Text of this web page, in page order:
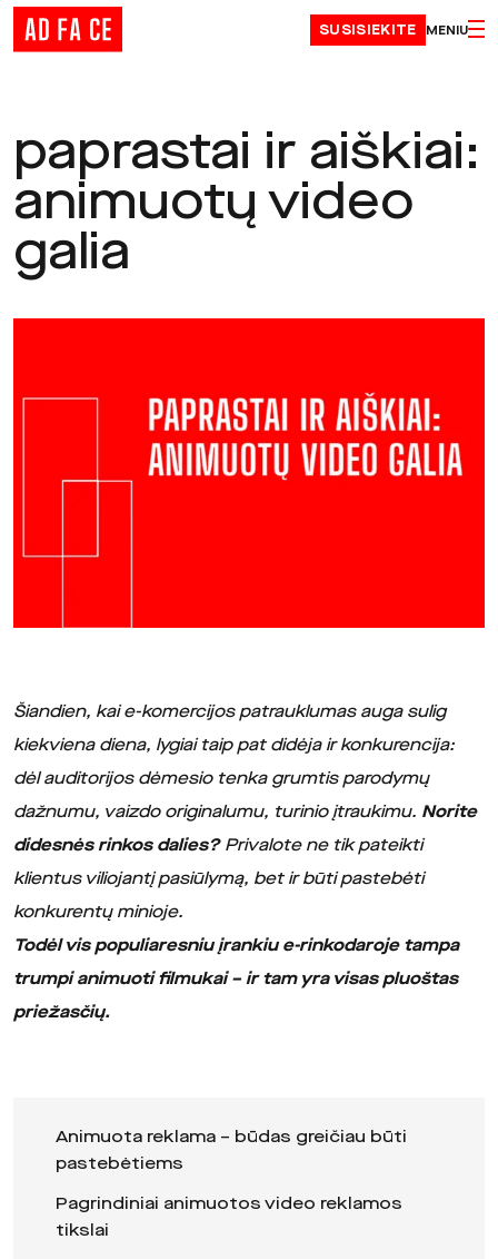
Skip to content
SUSISIEKITE MENIU
paprastai ir aiškiai:
animuotų video
galia
Šiandien, kai e-komercijos patrauklumas auga sulig
kiekviena diena, lygiai taip pat didėja ir konkurencija:
dėl auditorijos dėmesio tenka grumtis parodymų
dažnumu, vaizdo originalumu, turinio įtraukimu. Norite
didesnės rinkos dalies?Privalote ne tik pateikti
klientus viliojantį pasiūlymą, bet ir būti pastebėti
konkurentų minioje.
Todėl vis populiaresniu įrankiu e-rinkodaroje tampa
trumpi animuoti filmukai – ir tam yra visas pluoštas
priežasčių.
Animuota reklama – būdas greičiau būti
pastebėtiems
Pagrindiniai animuotos video reklamos
tikslai